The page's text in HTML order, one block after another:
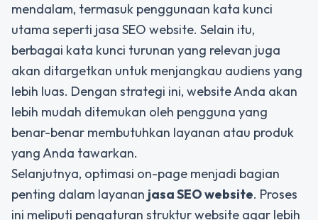
mendalam, termasuk penggunaan kata kunci
utama seperti jasa SEO website. Selain itu,
berbagai kata kunci turunan yang relevan juga
akan ditargetkan untuk menjangkau audiens yang
lebih luas. Dengan strategi ini, website Anda akan
lebih mudah ditemukan oleh pengguna yang
benar-benar membutuhkan layanan atau produk
yang Anda tawarkan.
Selanjutnya, optimasi on-page menjadi bagian
penting dalam layanan jasa SEO website. Proses
ini meliputi pengaturan struktur website agar lebih